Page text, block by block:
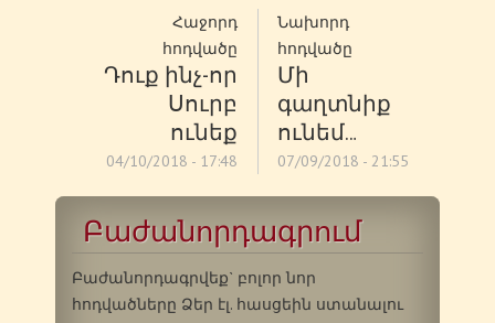
Հաջորդ
հոդվածը
Դուք ինչ-որ
Սուրբ
ունեք
04/10/2018 - 17:48
Նախորդ
հոդվածը
Մի
գաղտնիք
ունեմ…
07/09/2018 - 21:55
Բաժանորդագրում
Բաժանորդագրվեք` բոլոր նոր
հոդվածները Ձեր էլ. հասցեին ստանալու